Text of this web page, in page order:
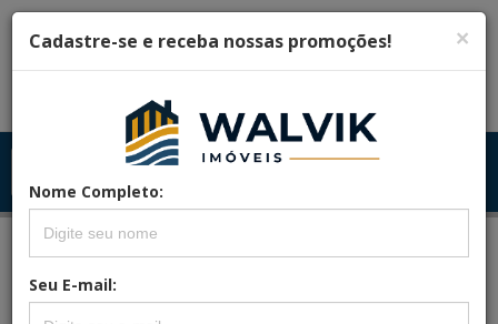
Principal
REFERÊNCIA: MIRAGE.38
×
Cadastre-se e receba nossas promoções!
Nome Completo:
Seu E-mail: